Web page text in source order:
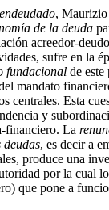
,
de la deuda
acreedor-
sufre en la
fundacional de este
mandato
centrales. Esta
y
financiero. La
deudas, es decir a
produce una
por la cual lo
que pone a